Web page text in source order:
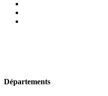
Départements